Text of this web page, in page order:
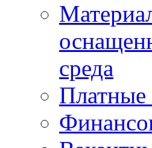
среда
Платные